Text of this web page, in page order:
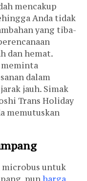
mencakup
Anda tidak
yang tiba-
dan hemat.
meminta
dalam
jauh. Simak
Trans Holiday
memutuskan
microbus untuk